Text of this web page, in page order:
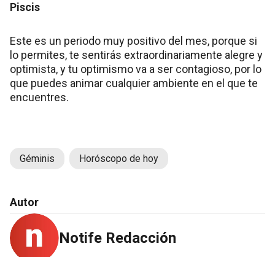
Piscis
Este es un periodo muy positivo del mes, porque si
lo permites, te sentirás extraordinariamente alegre y
optimista, y tu optimismo va a ser contagioso, por lo
que puedes animar cualquier ambiente en el que te
encuentres.
Géminis Horóscopo de hoy
Autor
Notife Redacción